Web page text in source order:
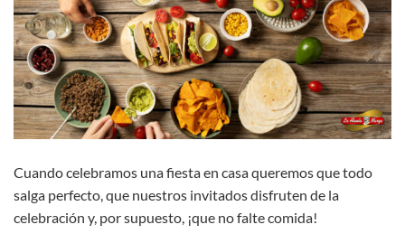
Cuando celebramos una fiesta en casa queremos que todo
salga perfecto, que nuestros invitados disfruten de la
celebración y, por supuesto, ¡que no falte comida!